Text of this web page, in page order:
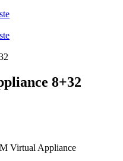
8+32
Virtual Appliance